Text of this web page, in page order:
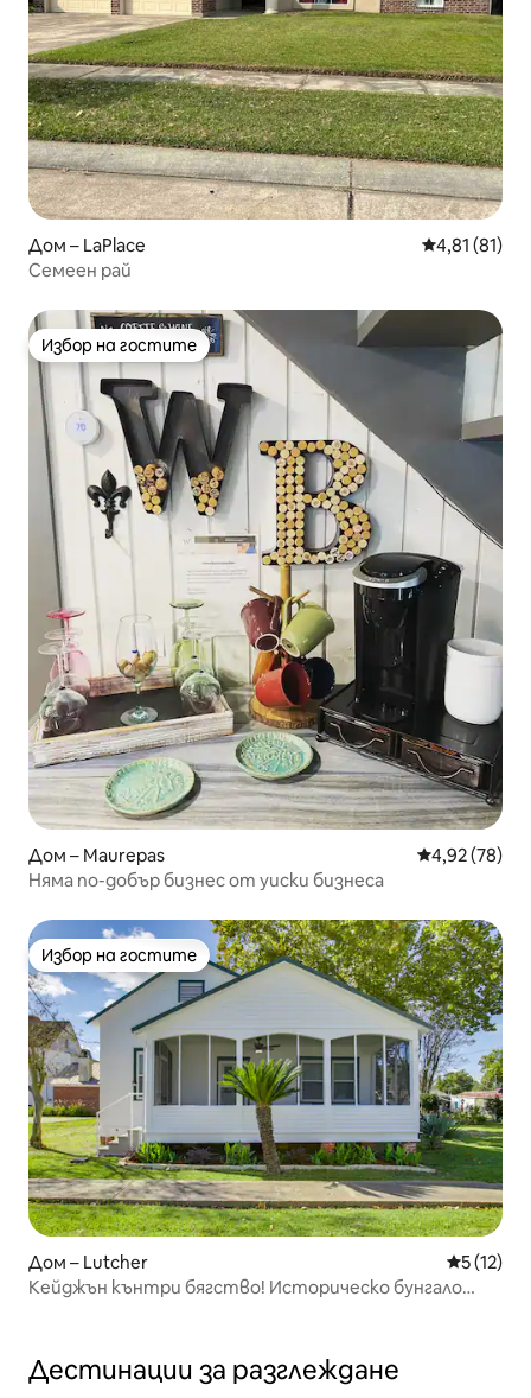
Дом – LaPlace Средна
4,81 (81)
Семеен рай
Избор на гостите
Избор на гостите
Дом – Maurepas Средна
4,92 (78)
Няма по-добър бизнес от уиски бизнеса
Избор на гостите
Избор на гостите
Дом – Lutcher Средна
5 (12)
Кейджън кънтри бягство! Историческо бунгало
Дестинации за разглеждане